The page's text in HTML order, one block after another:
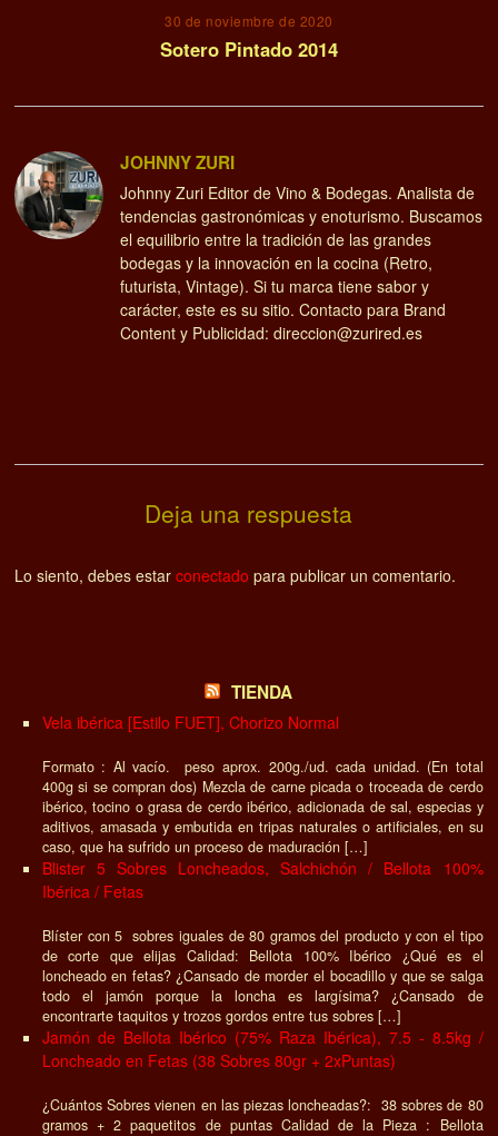
30 de noviembre de 2020
Sotero Pintado 2014
JOHNNY ZURI
Johnny Zuri Editor de Vino & Bodegas. Analista de
tendencias gastronómicas y enoturismo. Buscamos
el equilibrio entre la tradición de las grandes
bodegas y la innovación en la cocina (Retro,
futurista, Vintage). Si tu marca tiene sabor y
carácter, este es su sitio. Contacto para Brand
Content y Publicidad: direccion@zurired.es
Deja una respuesta
Lo siento, debes estarconectado para publicar un comentario.
TIENDA
Vela ibérica [Estilo FUET], Chorizo Normal
Formato : Al vacío. peso aprox. 200g./ud. cada unidad. (En total
400g si se compran dos) Mezcla de carne picada o troceada de cerdo
ibérico, tocino o grasa de cerdo ibérico, adicionada de sal, especias y
aditivos, amasada y embutida en tripas naturales o artificiales, en su
caso, que ha sufrido un proceso de maduración […]
Blister 5 Sobres Loncheados, Salchichón / Bellota 100%
Ibérica / Fetas
Blíster con 5 sobres iguales de 80 gramos del producto y con el tipo
de corte que elijas Calidad: Bellota 100% Ibérico ¿Qué es el
loncheado en fetas? ¿Cansado de morder el bocadillo y que se salga
todo el jamón porque la loncha es largísima? ¿Cansado de
encontrarte taquitos y trozos gordos entre tus sobres […]
Jamón de Bellota Ibérico (75% Raza Ibérica), 7.5 - 8.5kg /
Loncheado en Fetas (38 Sobres 80gr + 2xPuntas)
¿Cuántos Sobres vienen en las piezas loncheadas?: 38 sobres de 80
gramos + 2 paquetitos de puntas Calidad de la Pieza : Bellota